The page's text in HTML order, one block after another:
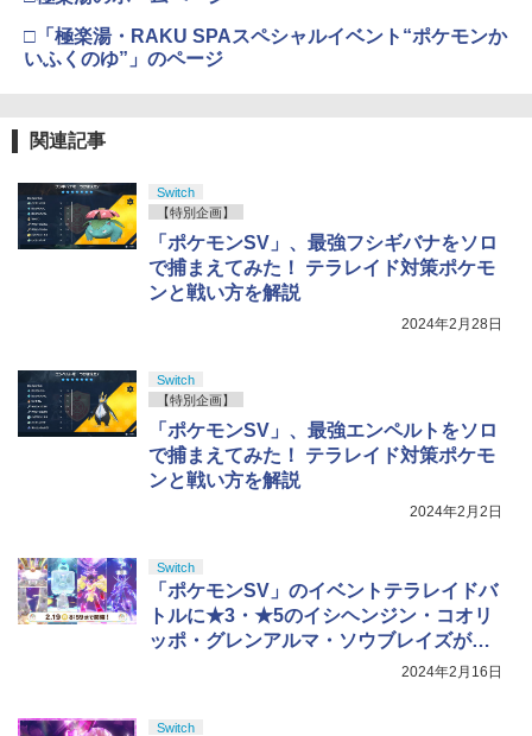
□「極楽湯・RAKU SPAスペシャルイベント“ポケモンか
いふくのゆ”」のページ
関連記事
Switch
【特別企画】
「ポケモンSV」、最強フシギバナをソロ
で捕まえてみた！ テラレイド対策ポケモ
ンと戦い方を解説
2024年2月28日
Switch
【特別企画】
「ポケモンSV」、最強エンペルトをソロ
で捕まえてみた！ テラレイド対策ポケモ
ンと戦い方を解説
2024年2月2日
Switch
「ポケモンSV」のイベントテラレイドバ
トルに★3・★5のイシヘンジン・コオリ
ッポ・グレンアルマ・ソウブレイズが出
2024年2月16日
Switch